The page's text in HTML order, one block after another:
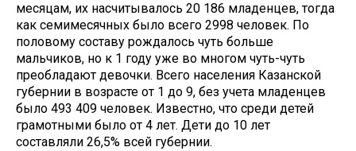
месяцам, их насчитывалось 20 186 младенцев, тогда
как семимесячных было всего 2998 человек. По
половому составу рождалось чуть больше
мальчиков, но к 1 году уже во многом чуть-чуть
преобладают девочки. Всего населения Казанской
губернии в возрасте от 1 до 9, без учета младенцев
было 493 409 человек. Известно, что среди детей
грамотными было от 4 лет. Дети до 10 лет
составляли 26,5% всей губернии.